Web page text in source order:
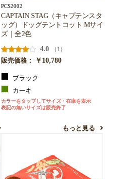
PCS2002
CAPTAIN STAG（キャプテンスタ
ッグ）ドッグテントコット Mサイ
ズ｜全2色
4.0
（1）
販売価格：
￥10,780
ブラック
カーキ
カラーをタップしてサイズ・在庫を表示
表記の無いサイズは販売終了
もっと見る